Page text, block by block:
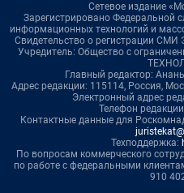
Сетевое издание
Зарегистрировано Федеральной
информационных технологий и
Свидетельство о регистрации
Учредитель: Общество с
Главный редактор:
Адрес редакции: 115114, Россия,
Электронный адрес
Телефон
Контактные данные для
Техподдержка:
По вопросам коммерческого
по работе с федеральными
910